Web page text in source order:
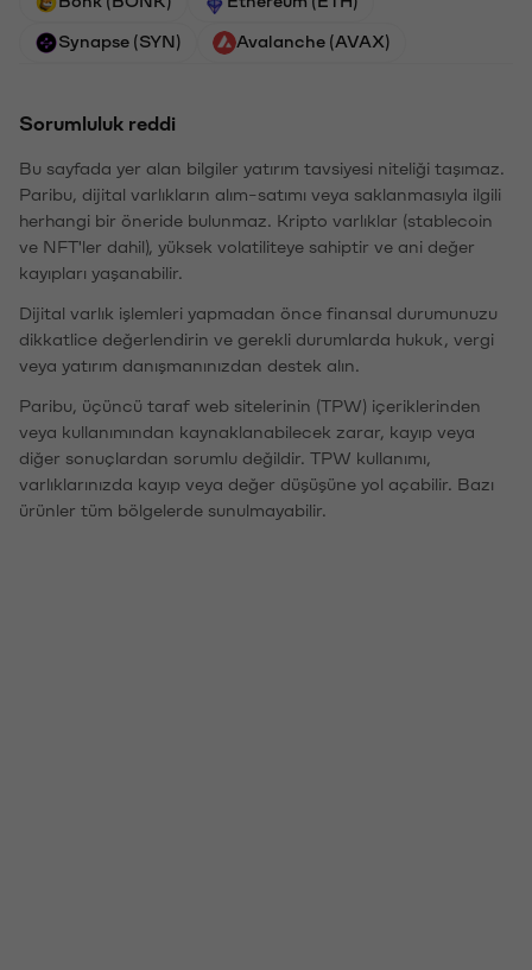
Synapse (SYN) Avalanche (AVAX)
Sorumluluk reddi
Bu sayfada yer alan bilgiler yatırım tavsiyesi niteliği taşımaz.
Paribu, dijital varlıkların alım-satımı veya saklanmasıyla ilgili
herhangi bir öneride bulunmaz. Kripto varlıklar (stablecoin
ve NFT'ler dahil), yüksek volatiliteye sahiptir ve ani değer
kayıpları yaşanabilir.
Dijital varlık işlemleri yapmadan önce finansal durumunuzu
dikkatlice değerlendirin ve gerekli durumlarda hukuk, vergi
veya yatırım danışmanınızdan destek alın.
Paribu, üçüncü taraf web sitelerinin (TPW) içeriklerinden
veya kullanımından kaynaklanabilecek zarar, kayıp veya
diğer sonuçlardan sorumlu değildir. TPW kullanımı,
varlıklarınızda kayıp veya değer düşüşüne yol açabilir. Bazı
ürünler tüm bölgelerde sunulmayabilir.